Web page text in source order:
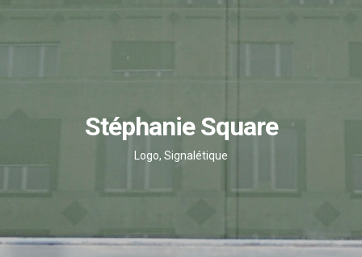
Stéphanie Square
Logo, Signalétique